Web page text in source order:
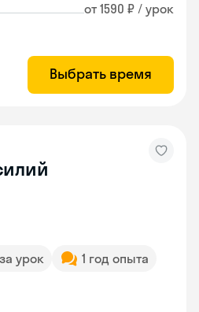
от 1590 ₽ / урок
Выбрать время
урок
1 год опыта